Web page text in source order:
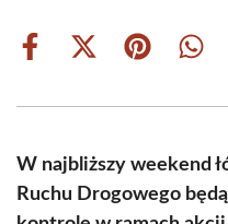
Share
Share
(Twitter)
Share
W najbliższy weekend
Ruchu Drogowego